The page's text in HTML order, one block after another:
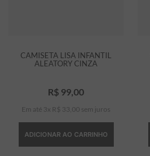
CAMISETA LISA INFANTIL
ALEATORY CINZA
R$ 99 00
Em até 3 x R$ 33 00 sem juros
ADICIONAR AO CARRINHO